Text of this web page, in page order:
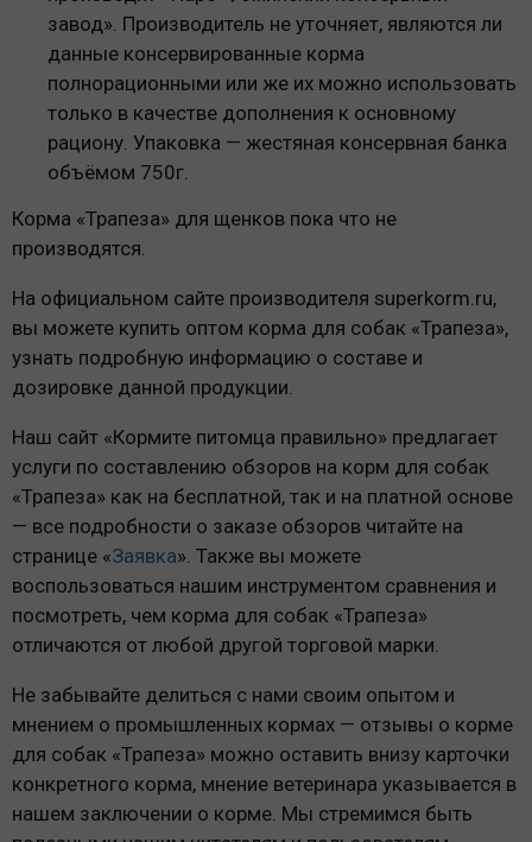
завод». Производитель не уточняет, являются ли
данные консервированные корма
полнорационными или же их можно использовать
только в качестве дополнения к основному
рациону. Упаковка — жестяная консервная банка
объёмом 750г.
Корма «Трапеза» для щенков пока что не
производятся.
На официальном сайте производителя superkorm.ru,
вы можете купить оптом корма для собак «Трапеза»,
узнать подробную информацию о составе и
дозировке данной продукции.
Наш сайт «Кормите питомца правильно» предлагает
услуги по составлению обзоров на корм для собак
«Трапеза» как на бесплатной, так и на платной основе
— все подробности о заказе обзоров читайте на
странице «Заявка». Также вы можете
воспользоваться нашим инструментом сравнения и
посмотреть, чем корма для собак «Трапеза»
отличаются от любой другой торговой марки.
Не забывайте делиться с нами своим опытом и
мнением о промышленных кормах — отзывы о корме
для собак «Трапеза» можно оставить внизу карточки
конкретного корма, мнение ветеринара указывается в
нашем заключении о корме. Мы стремимся быть